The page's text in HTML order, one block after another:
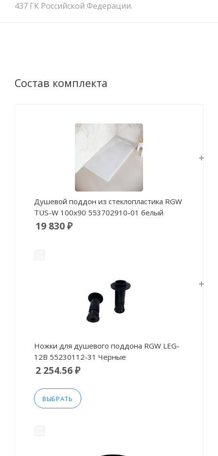
437 ГК Российской Федерации.
Состав комплекта
Душевой поддон из стеклопластика RGW
TUS-W 100x90 553702910-01 белый
19 830 ₽
Ножки для душевого поддона RGW LEG-
12B 55230112-31 Черные
2 254.56 ₽
ВЫБРАТЬ